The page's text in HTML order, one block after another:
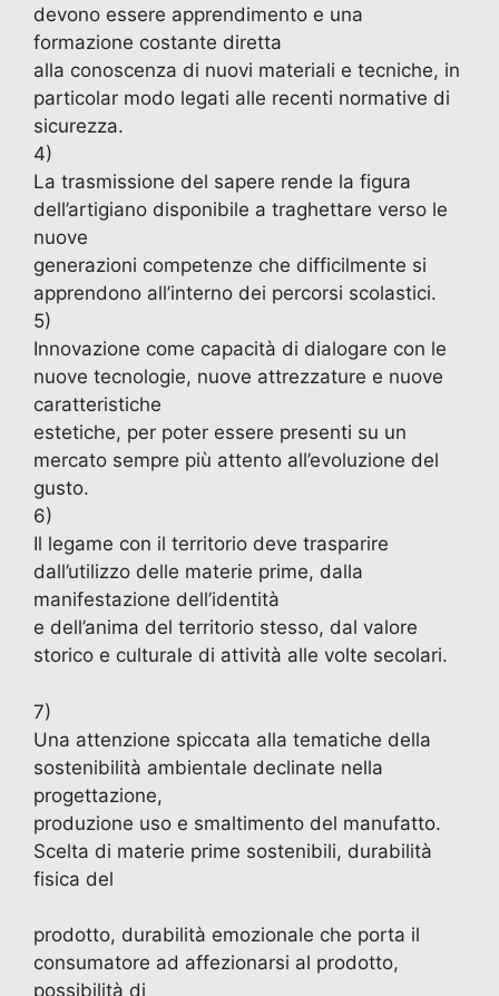
devono essere apprendimento e una
formazione costante diretta
alla conoscenza di nuovi materiali e tecniche, in
particolar modo legati alle recenti normative di
sicurezza.
4)
La trasmissione del sapere rende la figura
dell’artigiano disponibile a traghettare verso le
nuove
generazioni competenze che difficilmente si
apprendono all’interno dei percorsi scolastici.
5)
Innovazione come capacità di dialogare con le
nuove tecnologie, nuove attrezzature e nuove
caratteristiche
estetiche, per poter essere presenti su un
mercato sempre più attento all’evoluzione del
gusto.
6)
Il legame con il territorio deve trasparire
dall’utilizzo delle materie prime, dalla
manifestazione dell’identità
e dell’anima del territorio stesso, dal valore
storico e culturale di attività alle volte secolari.
7)
Una attenzione spiccata alla tematiche della
sostenibilità ambientale declinate nella
progettazione,
produzione uso e smaltimento del manufatto.
Scelta di materie prime sostenibili, durabilità
fisica del
prodotto, durabilità emozionale che porta il
consumatore ad affezionarsi al prodotto,
possibilità di